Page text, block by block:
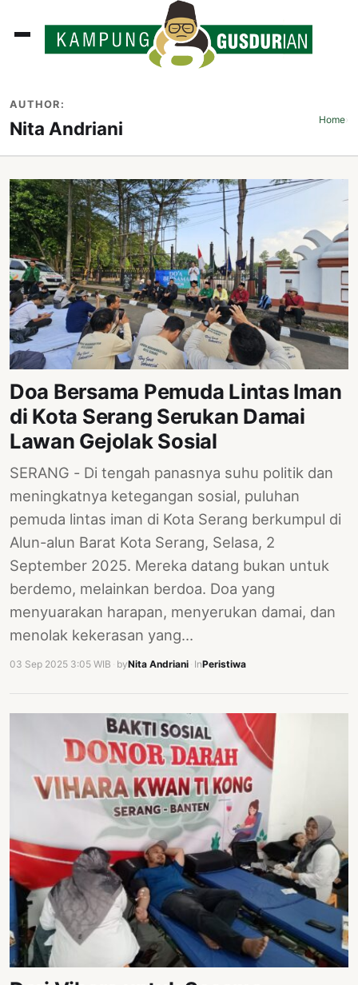
AUTHOR:
Nita Andriani Home›
Doa Bersama Pemuda Lintas Iman
di Kota Serang Serukan Damai
Lawan Gejolak Sosial
SERANG - Di tengah panasnya suhu politik dan
meningkatnya ketegangan sosial, puluhan
pemuda lintas iman di Kota Serang berkumpul di
Alun-alun Barat Kota Serang, Selasa, 2
September 2025. Mereka datang bukan untuk
berdemo, melainkan berdoa. Doa yang
menyuarakan harapan, menyerukan damai, dan
menolak kekerasan yang…
03 Sep 2025 3:05 WIB byNita Andriani InPeristiwa